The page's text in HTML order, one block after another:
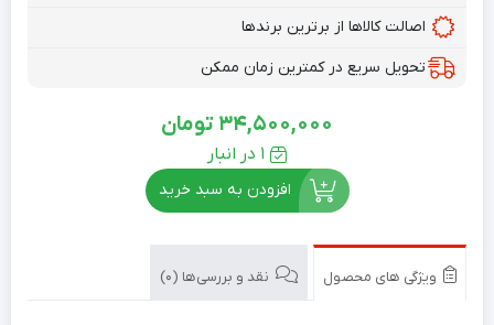
اصالت کالاها از برترین برندها
تحویل سریع در کمترین زمان ممکن
34,500,000 تومان
1 در انبار
افزودن به سبد خرید
ویژگی های محصول نقد و بررسی‌ها (0)